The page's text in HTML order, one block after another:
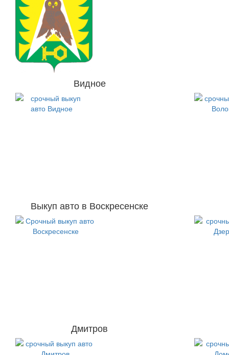
Видное
Выкуп авто в Воскресенске
Дмитров